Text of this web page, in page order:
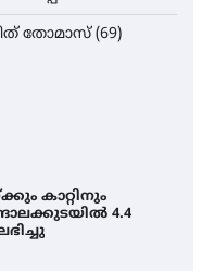
തോമാസ് (69)
കാറ്റിനും
4.4